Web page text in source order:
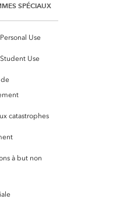
SPÉCIAUX
Use
Use
catastrophes
à but non